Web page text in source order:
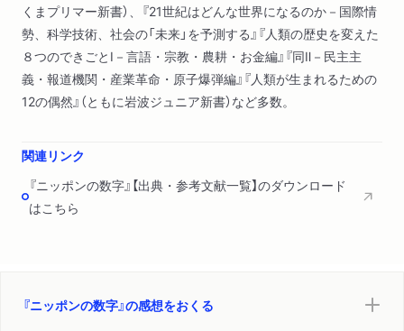
くまプリマー新書）、『21世紀はどんな世界になるのか－国際情
勢、科学技術、社会の「未来」を予測する』『人類の歴史を変えた
８つのできごとⅠ－言語・宗教・農耕・お金編』『同Ⅱ－民主主
義・報道機関・産業革命・原子爆弾編』『人類が生まれるための
12の偶然』（ともに岩波ジュニア新書）など多数。
関連リンク
『ニッポンの数字』【出典・参考文献一覧】のダウンロード
はこちら
『ニッポンの数字』の感想をおくる